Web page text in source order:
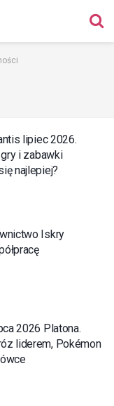
lipiec 2026.
i zabawki
najlepiej?
Iskry
2026 Platona.
liderem, Pokémon